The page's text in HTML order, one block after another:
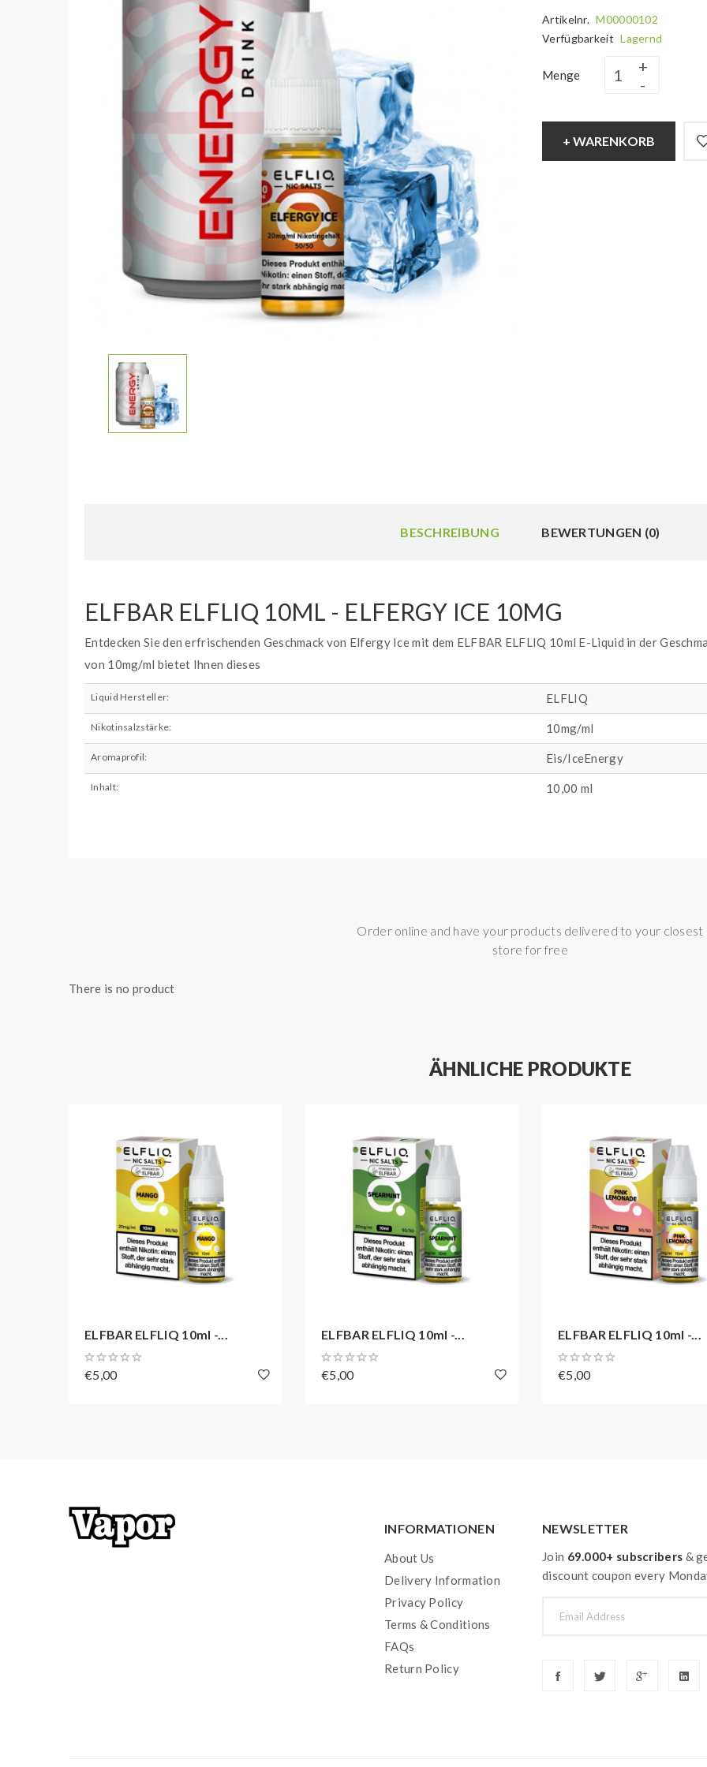
Artikelnr. M00000102
Verfügbarkeit Lagernd
Menge
+ WARENKORB
BESCHREIBUNG BEWERTUNGEN (0)
ELFBAR ELFLIQ 10ML - ELFERGY ICE 10MG
Entdecken Sie den erfrischenden Geschmack von Elfergy Ice mit dem ELFBAR ELFLIQ 10ml E-Liquid in der
von 10mg/ml bietet Ihnen dieses
Liquid Hersteller: ELFLIQ
Nikotinsalzstärke: 10mg/ml
Aromaprofil: Eis/IceEnergy
Inhalt: 10,00 ml
Order online and have your products delivered to your closest
store for free
There is no product
ÄHNLICHE PRODUKTE
ELFBAR ELFLIQ 10ml -...
€5,00
ELFBAR ELFLIQ 10ml -...
€5,00
ELFBAR ELFLIQ 10ml -...
€5,00
INFORMATIONEN
About Us
Delivery Information
Privacy Policy
Terms & Conditions
FAQs
Return Policy
NEWSLETTER
Join 69.000+ subscribers &
discount coupon every